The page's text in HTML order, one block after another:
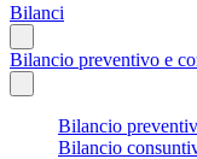
Bilanci
Bilancio preventivo e
Bilancio
Bilancio